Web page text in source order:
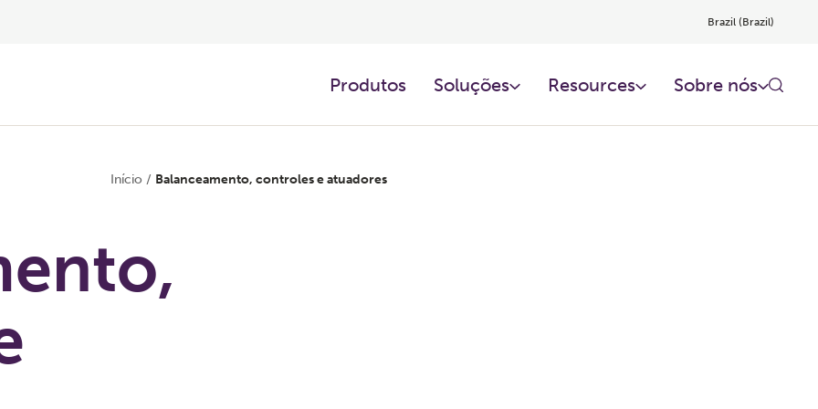
Brazil (Brazil)
Produtos Soluções Resources Sobre nós
Início/ Balanceamento, controles e atuadores